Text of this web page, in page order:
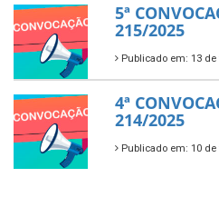
5ª
215/2025
Publicado em: 13
4ª
214/2025
Publicado em: 10